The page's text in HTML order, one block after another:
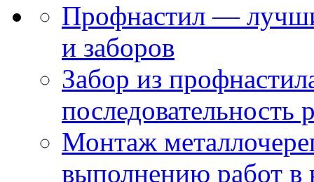
Профнастил —
и заборов
Забор из
последовательность
Монтаж
выполнению работ в